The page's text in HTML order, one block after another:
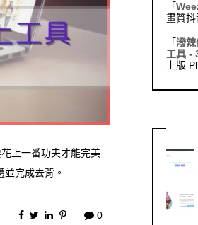
上一番功夫才能完美
完成去背。
0
「
畫質抖
「潑
工具 -
上版